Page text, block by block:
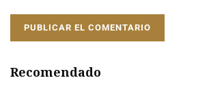
Recomendado